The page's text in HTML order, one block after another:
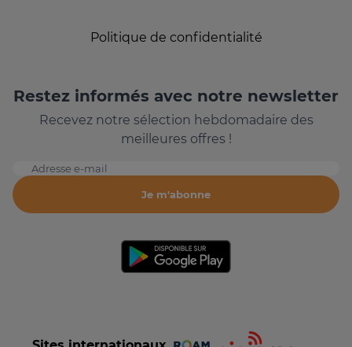
Politique de confidentialité
Restez informés avec notre newsletter
Recevez notre sélection hebdomadaire des
meilleures offres !
Adresse e-mail
Je m'abonne